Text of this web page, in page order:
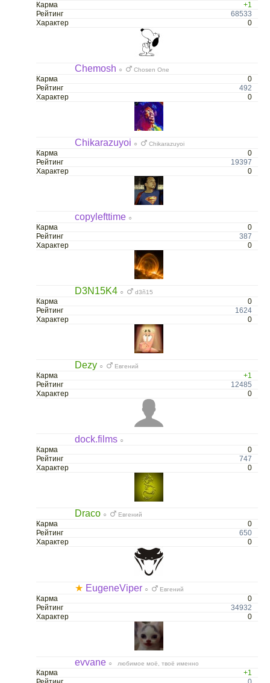
Карма
+1
Рейтинг
68533
Характер
0
Chemosh ○ Chosen One
Карма
0
Рейтинг
492
Характер
0
Chikarazuyoi ○ Chikarazuyoi
Карма
0
Рейтинг
19397
Характер
0
copylefttime ○
Карма
0
Рейтинг
387
Характер
0
D3N15K4 ○ d3ñ15
Карма
0
Рейтинг
1624
Характер
0
Dezy ○ Евгений
Карма
+1
Рейтинг
12485
Характер
0
dock.films ○
Карма
0
Рейтинг
747
Характер
0
Draco ○ Eвгений
Карма
0
Рейтинг
650
Характер
0
★ EugeneViper ○ Евгений
Карма
0
Рейтинг
34932
Характер
0
evvane ○ любимое моё, твоё именно
Карма
+1